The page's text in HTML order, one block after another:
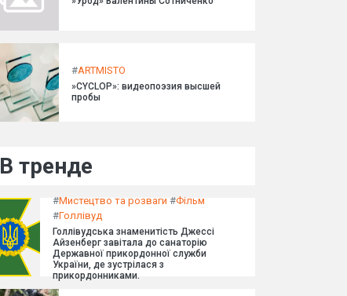
#ARTMISTO
»CYCLOP»: видеопоэзия высшей
пробы
В тренде
#Мистецтво та розваги #Фільм
#Голлівуд
Голлівудська знаменитість Джессі
Айзенберг завітала до санаторію
Державної прикордонної служби
України, де зустрілася з
прикордонниками.